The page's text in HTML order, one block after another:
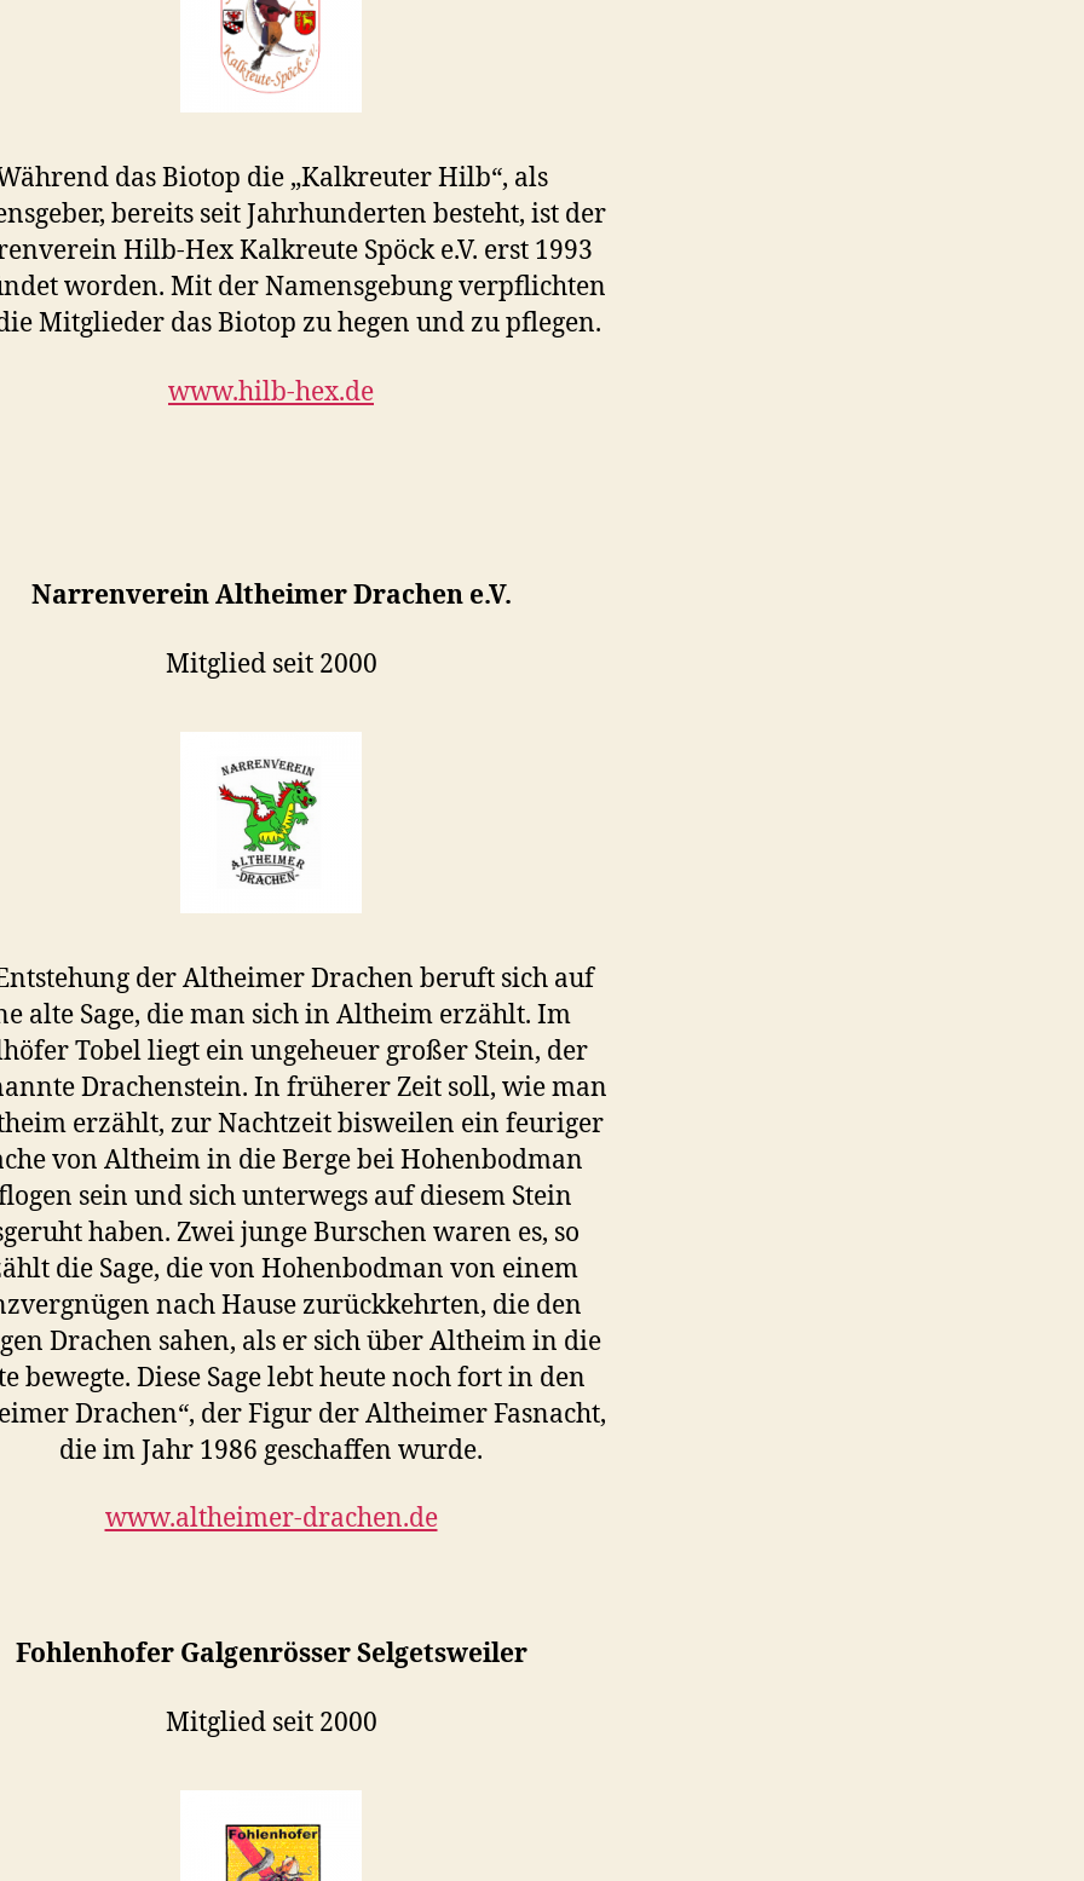
das Biotop die „Kalkreuter Hilb“, als
bereits seit Jahrhunderten besteht, ist der
Hilb-Hex Kalkreute Spöck e.V. erst 1993
worden. Mit der Namensgebung verpflichten
Mitglieder das Biotop zu hegen und zu pflegen.
www.hilb-hex.de
Narrenverein Altheimer Drachen e.V.
Mitglied seit 2000
der Altheimer Drachen beruft sich auf
alte Sage, die man sich in Altheim erzählt. Im
Tobel liegt ein ungeheuer großer Stein, der
Drachenstein. In früherer Zeit soll, wie man
erzählt, zur Nachtzeit bisweilen ein feuriger
von Altheim in die Berge bei Hohenbodman
sein und sich unterwegs auf diesem Stein
haben. Zwei junge Burschen waren es, so
die Sage, die von Hohenbodman von einem
nach Hause zurückkehrten, die den
Drachen sahen, als er sich über Altheim in die
bewegte. Diese Sage lebt heute noch fort in den
Drachen“, der Figur der Altheimer Fasnacht,
die im Jahr 1986 geschaffen wurde.
www.altheimer-drachen.de
Fohlenhofer Galgenrösser Selgetsweiler
Mitglied seit 2000